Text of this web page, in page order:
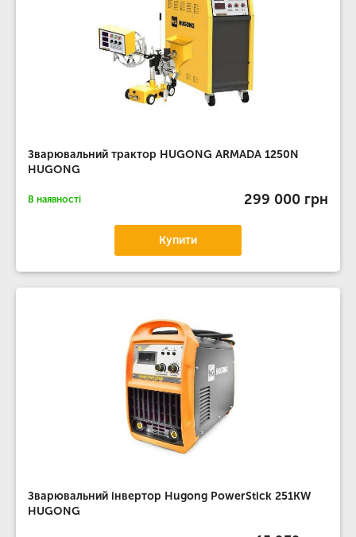
Зварювальний трактор HUGONG ARMADA 1250N
HUGONG
В наявності 299 000 грн
Купити
Зварювальний інвертор Hugong PowerStick 251KW
HUGONG